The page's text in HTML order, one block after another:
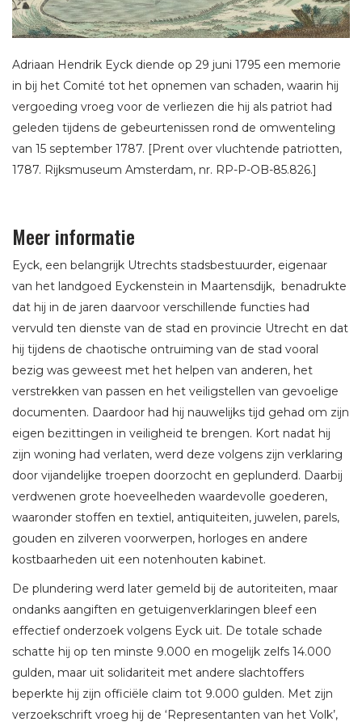
Adriaan Hendrik Eyck diende op 29 juni 1795 een memorie
in bij het Comité tot het opnemen van schaden, waarin hij
vergoeding vroeg voor de verliezen die hij als patriot had
geleden tijdens de gebeurtenissen rond de omwenteling
van 15 september 1787. [Prent over vluchtende patriotten,
1787. Rijksmuseum Amsterdam, nr. RP-P-OB-85.826.]
Meer informatie
Eyck, een belangrijk Utrechts stadsbestuurder, eigenaar
van het landgoed Eyckenstein in Maartensdijk, benadrukte
dat hij in de jaren daarvoor verschillende functies had
vervuld ten dienste van de stad en provincie Utrecht en dat
hij tijdens de chaotische ontruiming van de stad vooral
bezig was geweest met het helpen van anderen, het
verstrekken van passen en het veiligstellen van gevoelige
documenten. Daardoor had hij nauwelijks tijd gehad om zijn
eigen bezittingen in veiligheid te brengen. Kort nadat hij
zijn woning had verlaten, werd deze volgens zijn verklaring
door vijandelijke troepen doorzocht en geplunderd. Daarbij
verdwenen grote hoeveelheden waardevolle goederen,
waaronder stoffen en textiel, antiquiteiten, juwelen, parels,
gouden en zilveren voorwerpen, horloges en andere
kostbaarheden uit een notenhouten kabinet.
De plundering werd later gemeld bij de autoriteiten, maar
ondanks aangiften en getuigenverklaringen bleef een
effectief onderzoek volgens Eyck uit. De totale schade
schatte hij op ten minste 9.000 en mogelijk zelfs 14.000
gulden, maar uit solidariteit met andere slachtoffers
beperkte hij zijn officiële claim tot 9.000 gulden. Met zijn
verzoekschrift vroeg hij de ‘Representanten van het Volk’,